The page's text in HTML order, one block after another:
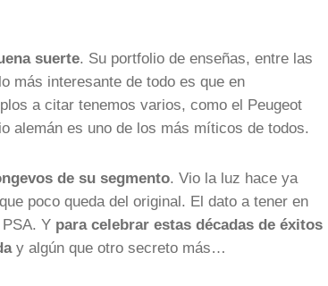
suerte. Su portfolio de enseñas, entre las
más interesante de todo es que en
a citar tenemos varios, como el Peugeot
alemán es uno de los más míticos de todos.
de su segmento. Vio la luz hace ya
poco queda del original. El dato a tener en
Y para celebrar estas décadas de éxitos
y algún que otro secreto más…